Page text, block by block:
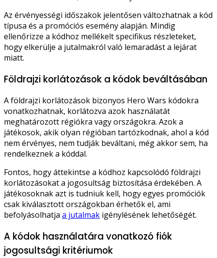
Az érvényességi időszakok jelentősen változhatnak a kód
típusa és a promóciós esemény alapján. Mindig
ellenőrizze a kódhoz mellékelt specifikus részleteket,
hogy elkerülje a jutalmakról való lemaradást a lejárat
miatt.
Földrajzi korlátozások a kódok beváltásában
A földrajzi korlátozások bizonyos Hero Wars kódokra
vonatkozhatnak, korlátozva azok használatát
meghatározott régiókra vagy országokra. Azok a
játékosok, akik olyan régióban tartózkodnak, ahol a kód
nem érvényes, nem tudják beváltani, még akkor sem, ha
rendelkeznek a kóddal.
Fontos, hogy áttekintse a kódhoz kapcsolódó földrajzi
korlátozásokat a jogosultság biztosítása érdekében. A
játékosoknak azt is tudniuk kell, hogy egyes promóciók
csak kiválasztott országokban érhetők el, ami
befolyásolhatja a jutalmak igénylésének lehetőségét.
A kódok használatára vonatkozó fiók
jogosultsági kritériumok